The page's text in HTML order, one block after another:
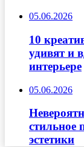
05.06.2026
10
удивят и
интерьере
05.06.2026
стильное
эстетики